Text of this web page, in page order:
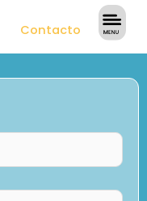
Contacto